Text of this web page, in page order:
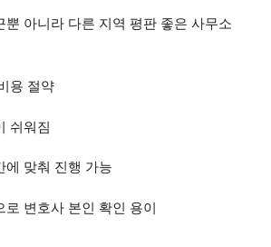
뿐 아니라 다른 지역 평판 좋은 사무소
용 절약
쉬워짐
에 맞춰 진행 가능
로 변호사 본인 확인 용이